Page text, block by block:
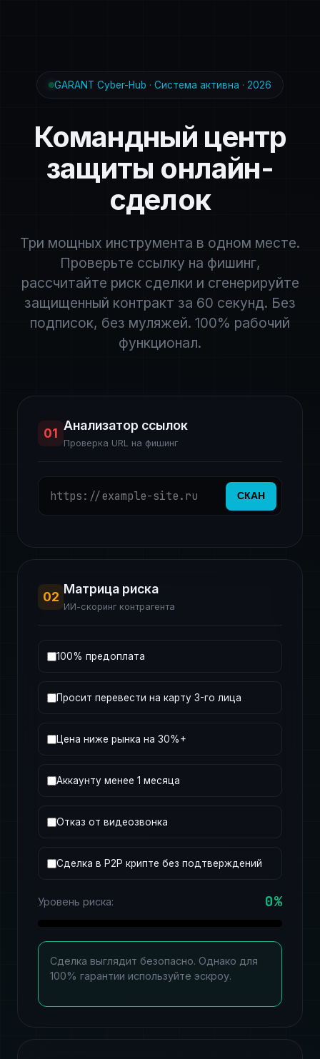
GARANT Cyber-Hub · Система активна · 2026
Командный центр
защиты онлайн-
сделок
Три мощных инструмента в одном месте.
Проверьте ссылку на фишинг,
рассчитайте риск сделки и сгенерируйте
защищенный контракт за 60 секунд. Без
подписок, без муляжей. 100% рабочий
функционал.
01 Анализатор ссылок
Проверка URL на фишинг
СКАН
02 Матрица риска
ИИ-скоринг контрагента
100% предоплата
Просит перевести на карту 3-го лица
Цена ниже рынка на 30%+
Аккаунту менее 1 месяца
Отказ от видеозвонка
Сделка в P2P крипте без подтверждений
Уровень риска: 0%
Сделка выглядит безопасно. Однако для
100% гарантии используйте эскроу.